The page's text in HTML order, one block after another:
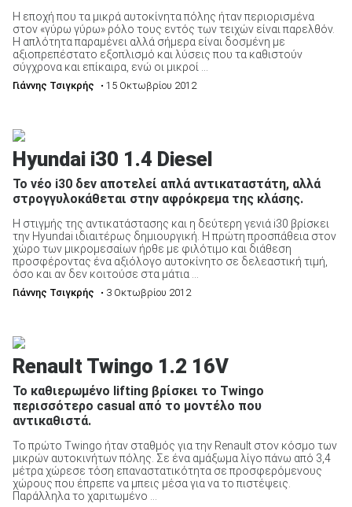
Η εποχή που τα μικρά αυτοκίνητα πόλης ήταν περιορισμένα
στον «γύρω γύρω» ρόλο τους εντός των τειχών είναι παρελθόν.
Η απλότητα παραμένει αλλά σήμερα είναι δοσμένη με
αξιοπρεπέστατο εξοπλισμό και λύσεις που τα καθιστούν
σύγχρονα και επίκαιρα, ενώ οι μικροί ...
Γιάννης Τσιγκρής • 15 Οκτωβρίου 2012
Hyundai i30 1.4 Diesel
Το νέο i30 δεν αποτελεί απλά αντικαταστάτη, αλλά
στρογγυλοκάθεται στην αφρόκρεμα της κλάσης.
Η στιγμής της αντικατάστασης και η δεύτερη γενιά i30 βρίσκει
την Hyundai ιδιαιτέρως δημιουργική. Η πρώτη προσπάθεια στον
χώρο των μικρομεσαίων ήρθε με φιλότιμο και διάθεση
προσφέροντας ένα αξιόλογο αυτοκίνητο σε δελεαστική τιμή,
όσο και αν δεν κοιτούσε στα μάτια ...
Γιάννης Τσιγκρής • 3 Οκτωβρίου 2012
Renault Twingo 1.2 16V
Το καθιερωμένο lifting βρίσκει το Twingo
περισσότερο casual από το μοντέλο που
αντικαθιστά.
Το πρώτο Twingo ήταν σταθμός για την Renault στον κόσμο των
μικρών αυτοκινήτων πόλης. Σε ένα αμάξωμα λίγο πάνω από 3,4
μέτρα χώρεσε τόση επαναστατικότητα σε προσφερόμενους
χώρους που έπρεπε να μπεις μέσα για να το πιστέψεις.
Παράλληλα το χαριτωμένο ...